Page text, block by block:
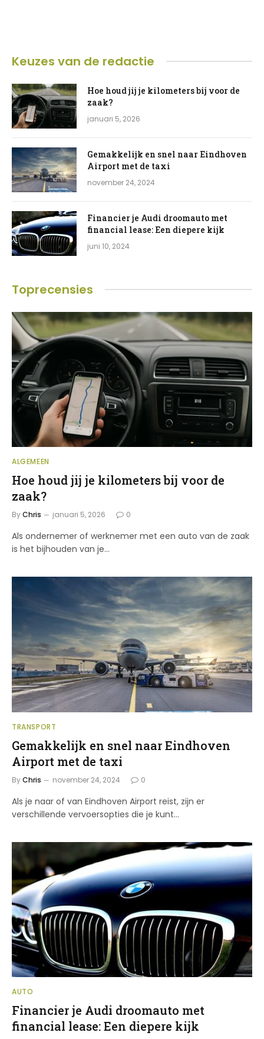
Keuzes van de redactie
Hoe houd jij je kilometers bij voor de
zaak?
januari 5, 2026
Gemakkelijk en snel naar Eindhoven
Airport met de taxi
november 24, 2024
Financier je Audi droomauto met
financial lease: Een diepere kijk
juni 10, 2024
Toprecensies
ALGEMEEN
Hoe houd jij je kilometers bij voor de
zaak?
ByChris januari 5, 2026 0
Als ondernemer of werknemer met een auto van de zaak
is het bijhouden van je…
TRANSPORT
Gemakkelijk en snel naar Eindhoven
Airport met de taxi
ByChris november 24, 2024 0
Als je naar of van Eindhoven Airport reist, zijn er
verschillende vervoersopties die je kunt…
AUTO
Financier je Audi droomauto met
financial lease: Een diepere kijk